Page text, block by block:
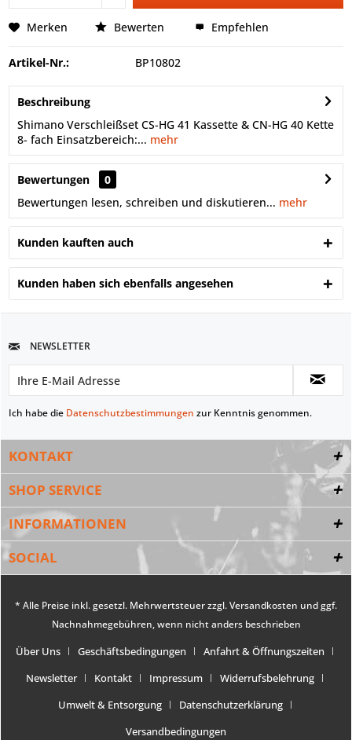
Merken Bewerten Empfehlen
Artikel-Nr.: BP10802
Beschreibung
Shimano Verschleißset CS-HG 41 Kassette & CN-HG 40 Kette
8- fach Einsatzbereich:... mehr
Bewertungen
0
Bewertungen lesen, schreiben und diskutieren... mehr
Kunden kauften auch
Kunden haben sich ebenfalls angesehen
NEWSLETTER
Ich habe die Datenschutzbestimmungen zur Kenntnis genommen.
KONTAKT
SHOP SERVICE
INFORMATIONEN
SOCIAL
* Alle Preise inkl. gesetzl. Mehrwertsteuer zzgl.Versandkosten und ggf.
Nachnahmegebühren, wenn nicht anders beschrieben
Über Uns Geschäftsbedingungen
Anfahrt & Öffnungszeiten
Newsletter
Kontakt Impressum
Widerrufsbelehrung
Umwelt & Entsorgung
Datenschutzerklärung
Versandbedingungen